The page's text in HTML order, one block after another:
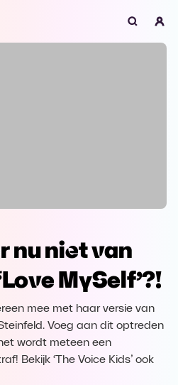
niet ondersteund
Download
Download
nu niet van
MySelf’?!
mee met haar versie van
Voeg aan dit optreden
wordt meteen een
Bekijk ‘The Voice Kids’ ook